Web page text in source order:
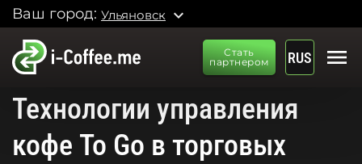
Ваш город: Ульяновск expand_more
Стать
партнером
RUS menu
Технологии управления
кофе To Go в торговых